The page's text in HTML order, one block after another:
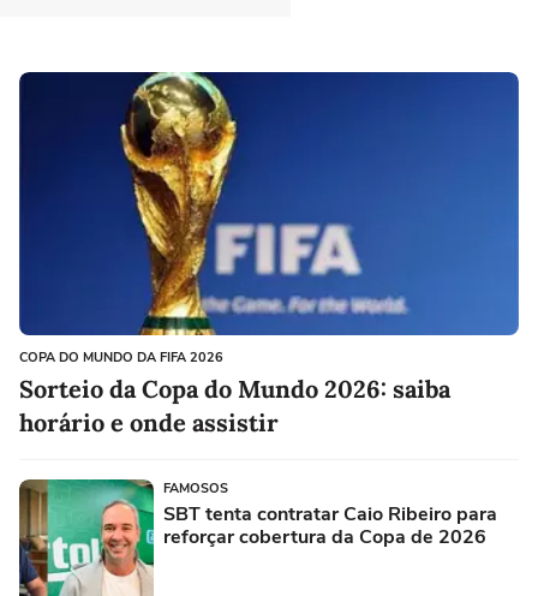
COPA DO MUNDO DA FIFA 2026
Sorteio da Copa do Mundo 2026: saiba
horário e onde assistir
FAMOSOS
SBT tenta contratar Caio Ribeiro para
reforçar cobertura da Copa de 2026